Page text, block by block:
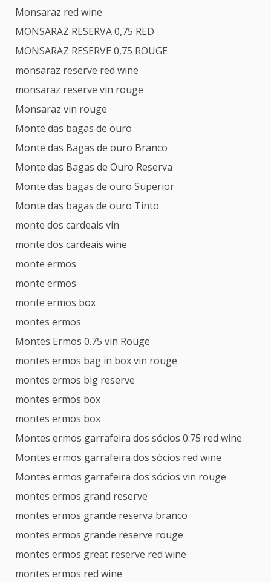
Monsaraz red wine
MONSARAZ RESERVA 0,75 RED
MONSARAZ RESERVE 0,75 ROUGE
monsaraz reserve red wine
monsaraz reserve vin rouge
Monsaraz vin rouge
Monte das bagas de ouro
Monte das Bagas de ouro Branco
Monte das Bagas de Ouro Reserva
Monte das bagas de ouro Superior
Monte das bagas de ouro Tinto
monte dos cardeais vin
monte dos cardeais wine
monte ermos
monte ermos
monte ermos box
montes ermos
Montes Ermos 0.75 vin Rouge
montes ermos bag in box vin rouge
montes ermos big reserve
montes ermos box
montes ermos box
Montes ermos garrafeira dos sócios 0.75 red wine
Montes ermos garrafeira dos sócios red wine
Montes ermos garrafeira dos sócios vin rouge
montes ermos grand reserve
montes ermos grande reserva branco
montes ermos grande reserve rouge
montes ermos great reserve red wine
montes ermos red wine